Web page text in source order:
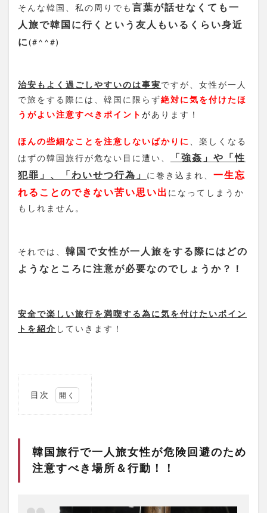
そんな韓国、私の周りでも 言葉が話せなくても一
人旅で韓国に行くという友人もいるくらい身近
に(#^^#)
治安もよく過ごしやすいのは事実ですが、女性が一人
で旅をする際には、韓国に限らず絶対に気を付けたほ
うがよい注意すべきポイント があります！
ほんの些細なことを注意しないばかりに
、楽しくなる
はずの韓国旅行が危ない目に遭い、
「強姦」や「性
犯罪」、「わいせつ行為」
に巻き込まれ、 一生忘
れることのできない苦い思い出 になってしまうか
もしれません。
それでは、 韓国で女性が一人旅をする際にはどの
ようなところに注意が必要なのでしょうか？！
安全で楽しい旅行を満喫する為に気を付けたいポイン
トを紹介 していきます！
目次
性が危
険回避
のため
所＆行
韓国旅行で一人旅女性が危険回避のため
注意すべき場所＆行動！！